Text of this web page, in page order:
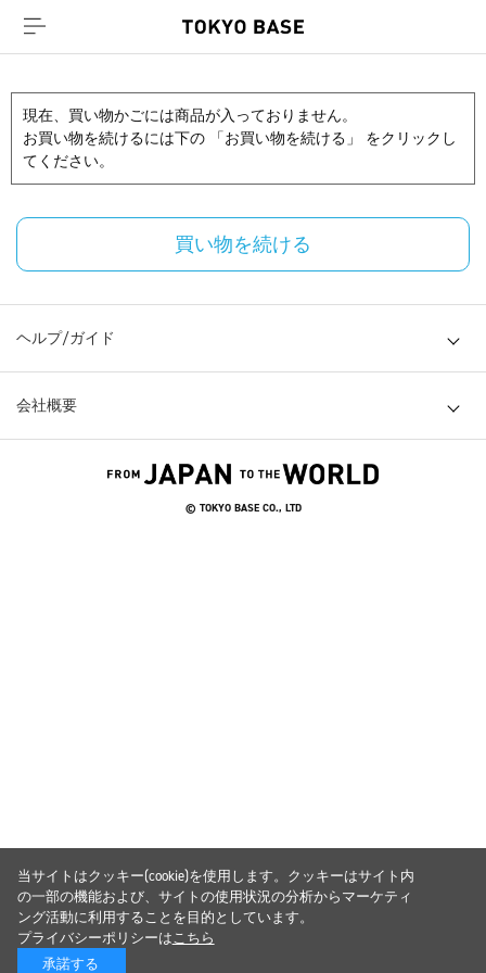
現在、買い物かごには商品が入っておりません。
お買い物を続けるには下の 「お買い物を続ける」 をクリックし
てください。
買い物を続ける
ヘルプ/ガイド
会社概要
© TOKYO BASE CO., LTD
当サイトはクッキー(cookie)を使用します。クッキーはサイト内
の一部の機能および、サイトの使用状況の分析からマーケティ
ング活動に利用することを目的としています。
プライバシーポリシーはこちら
承諾する